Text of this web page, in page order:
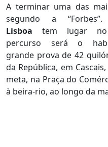
A terminar uma das
segundo a
Lisboa tem lugar
percurso será o
grande prova de 42
da República, em
meta, na Praça do
à beira-rio, ao longo da